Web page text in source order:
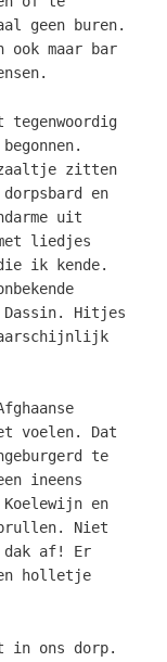
geen buren.
ook maar bar
zaaltje zitten
en
uit
liedjes
ik kende.
Dassin. Hitjes
voelen. Dat
te
ineens
en
Niet
dak af! Er
holletje
in ons dorp.